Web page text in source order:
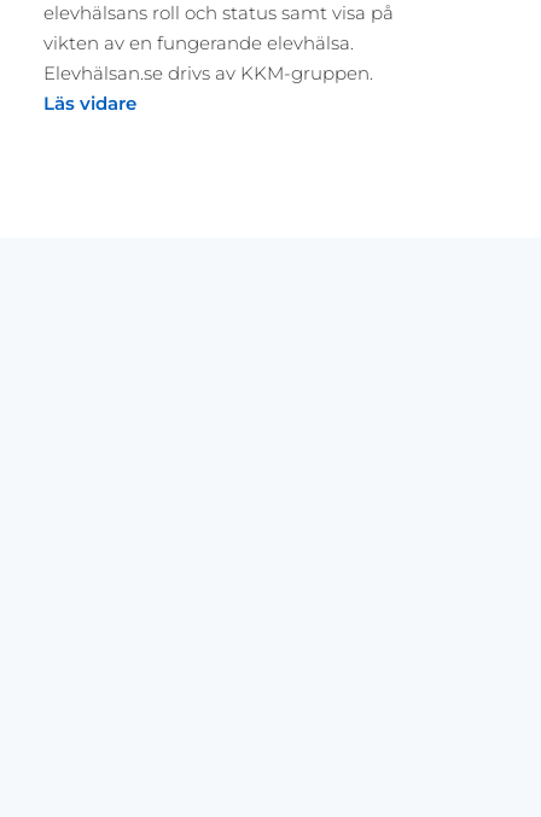
elevhälsans roll och status samt visa på
vikten av en fungerande elevhälsa.
Elevhälsan.se drivs av KKM-gruppen.
Läs vidare